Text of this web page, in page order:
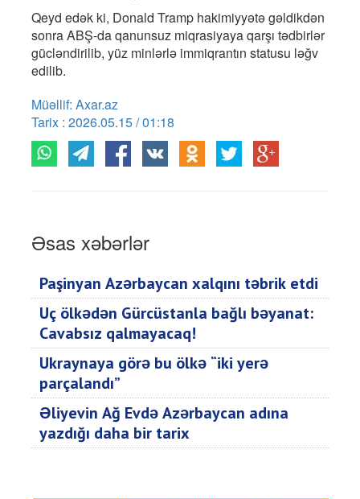
Qeyd edək ki, Donald Tramp hakimiyyətə gəldikdən
sonra ABŞ-da qanunsuz miqrasiyaya qarşı tədbirlər
gücləndirilib, yüz minlərlə immiqrantın statusu ləğv
edilib.
Müəllif: Axar.az
Tarix : 2026.05.15 / 01:18
Əsas xəbərlər
Paşinyan Azərbaycan xalqını təbrik etdi
Üç ölkədən Gürcüstanla bağlı bəyanat:
Cavabsız qalmayacaq!
Ukraynaya görə bu ölkə “iki yerə
parçalandı”
Əliyevin Ağ Evdə Azərbaycan adına
yazdığı daha bir tarix